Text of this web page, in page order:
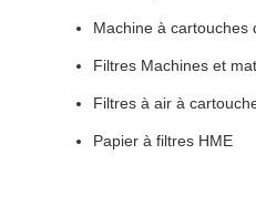
Machine à cartouches
Filtres Machines et
Filtres à air à
Papier à filtres HME